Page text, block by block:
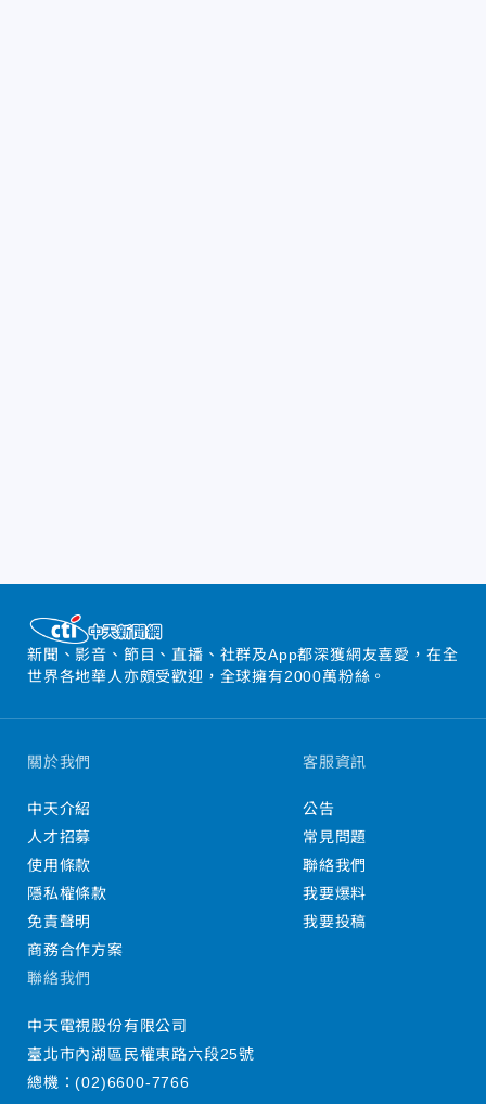
新聞、影音、節目、直播、社群及App都深獲網友喜愛，在全
世界各地華人亦頗受歡迎，全球擁有2000萬粉絲。
關於我們
中天介紹
人才招募
使用條款
隱私權條款
免責聲明
商務合作方案
客服資訊
公告
常見問題
聯絡我們
我要爆料
我要投稿
聯絡我們
中天電視股份有限公司
臺北市內湖區民權東路六段25號
總機：(02)6600-7766